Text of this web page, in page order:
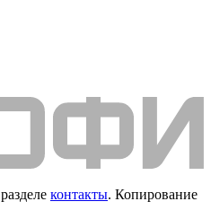
контакты. Копирование